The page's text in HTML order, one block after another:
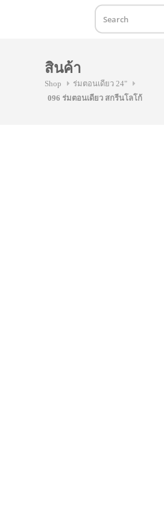
สินค้า
Shop
ร่มตอนเดียว 24"
096 ร่มตอนเดียว สกรีนโลโก้